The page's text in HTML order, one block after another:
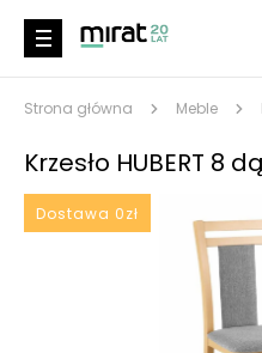
Strona główna Meble
Krzesło HUBERT 8
Dostawa 0zł